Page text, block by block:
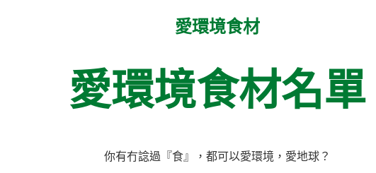
愛環境食材
愛環境食材名單
你有冇諗過『食』，都可以愛環境，愛地球？